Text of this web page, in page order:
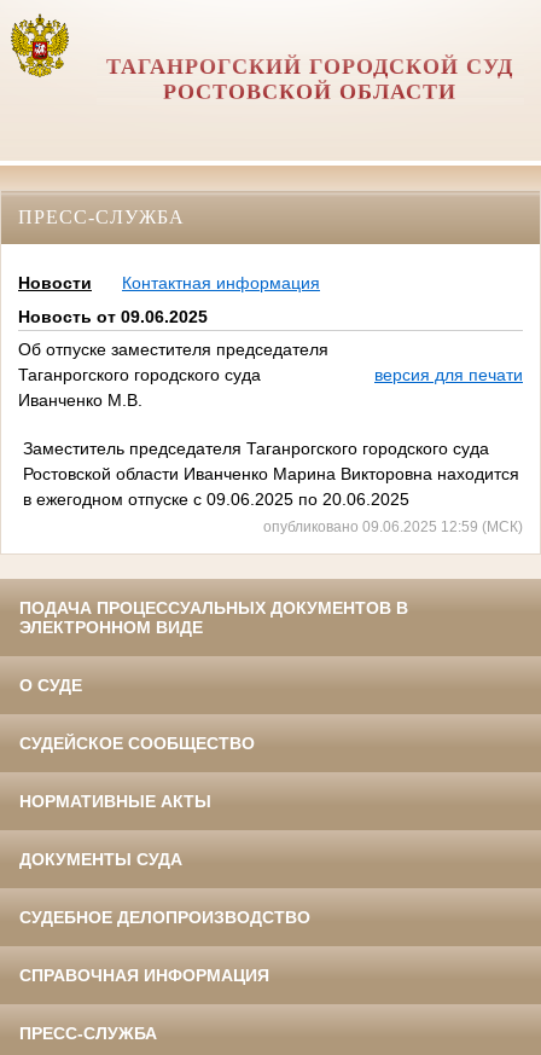
ТАГАНРОГСКИЙ ГОРОДСКОЙ СУД
РОСТОВСКОЙ ОБЛАСТИ
ПРЕСС-СЛУЖБА
Новости
Контактная информация
Новость от 09.06.2025
Об отпуске заместителя председателя
Таганрогского городского суда
Иванченко М.В.
версия для печати
Заместитель председателя Таганрогского городского суда
Ростовской области Иванченко Марина Викторовна находится
в ежегодном отпуске с 09.06.2025 по 20.06.2025
опубликовано 09.06.2025 12:59 (МСК)
ПОДАЧА ПРОЦЕССУАЛЬНЫХ ДОКУМЕНТОВ В
ЭЛЕКТРОННОМ ВИДЕ
О СУДЕ
СУДЕЙСКОЕ СООБЩЕСТВО
НОРМАТИВНЫЕ АКТЫ
ДОКУМЕНТЫ СУДА
СУДЕБНОЕ ДЕЛОПРОИЗВОДСТВО
СПРАВОЧНАЯ ИНФОРМАЦИЯ
ПРЕСС-СЛУЖБА